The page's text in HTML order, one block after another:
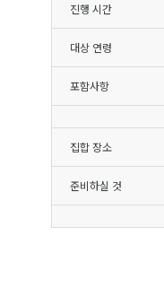
진행 시간
대상 연령
포함사항
집합 장소
준비하실 것